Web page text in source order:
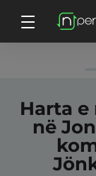
Harta e
në